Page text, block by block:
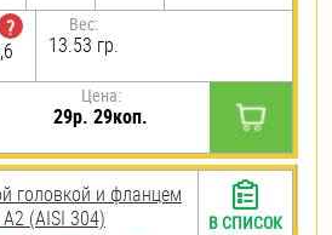
?
Вес:
13.53 гр.
Цена:
29р. 29коп.
головкой и фланцем
(AISI 304)
В СПИСОК